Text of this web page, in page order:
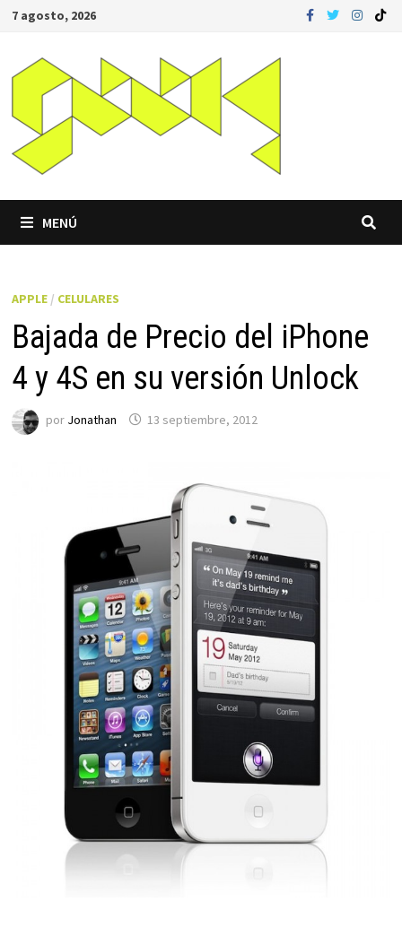
Saltar
contenido
7 agosto, 2026
MENÚ
APPLE/ CELULARES
Bajada de Precio del iPhone
4 y 4S en su versión Unlock
por Jonathan 13 septiembre, 2012